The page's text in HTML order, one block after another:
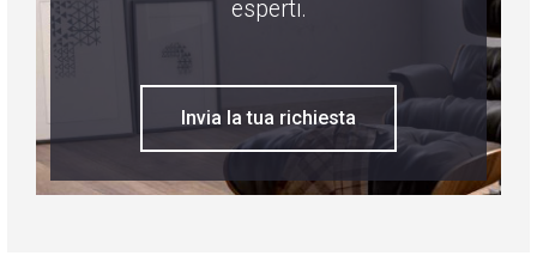
esperti.
Invia la tua richiesta